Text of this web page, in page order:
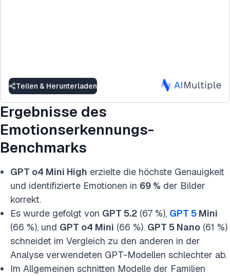
Teilen & Herunterladen
Ergebnisse des
Emotionserkennungs-
Benchmarks
GPT o4 Mini High erzielte die höchste Genauigkeit
und identifizierte Emotionen in 69 % der Bilder
korrekt.
Es wurde gefolgt von GPT 5.2 (67 %), GPT 5 Mini
(66 %), und GPT o4 Mini (66 %). GPT 5 Nano (61 %)
schneidet im Vergleich zu den anderen in der
Analyse verwendeten GPT-Modellen schlechter ab.
Im Allgemeinen schnitten Modelle der Familien